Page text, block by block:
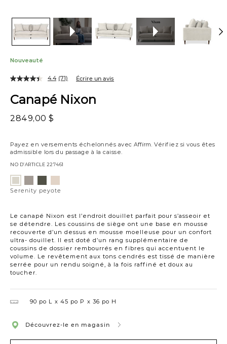
Nouveauté
Canapé Nixon
2849,00 $
Payez en versements échelonnés avec Affirm. Vérifiez si vous êtes
admissible lors du passage à la caisse.
NO D’ARTICLE 227461
Le canapé Nixon est l’endroit douillet parfait pour s’asseoir et
se détendre. Les coussins de siège ont une base en mousse
recouverte d’un dessus en mousse moelleuse pour un confort
ultra- douillet. Il est doté d’un rang supplémentaire de
coussins de dossier rembourrés en fibres qui accentuent le
volume. Le revêtement aux tons cendrés est tissé de manière
serrée pour un rendu soigné, à la fois raffiné et doux au
toucher.
4.4 (71) Écrire un avis
Variations
peyote
taupevertplage
Serenity peyote
90 po L 45 po P 36 po H
Découvrez-le en magasin